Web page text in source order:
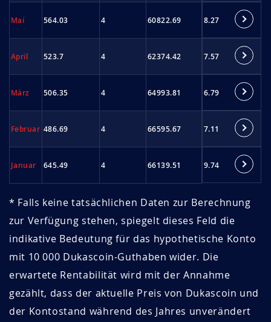
Mai 564.03 4 60822.69 8.27
April 523.7 4 62374.42 7.57
März 506.35 4 64993.81 6.79
Februar 486.69 4 66595.67 7.11
Januar 645.49 4 66139.51 9.74
* Falls keine tatsächlichen Daten zur Berechnung
zur Verfügung stehen, spiegelt dieses Feld die
indikative Bedeutung für das hypothetische Konto
mit 10 000 Dukascoin-Guthaben wider. Die
erwartete Rentabilität wird mit der Annahme
gezählt, dass der aktuelle Preis von Dukascoin und
der Kontostand während des Jahres unverändert